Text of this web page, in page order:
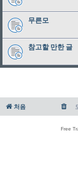
무른모
참고할 만한 글
처음
Free